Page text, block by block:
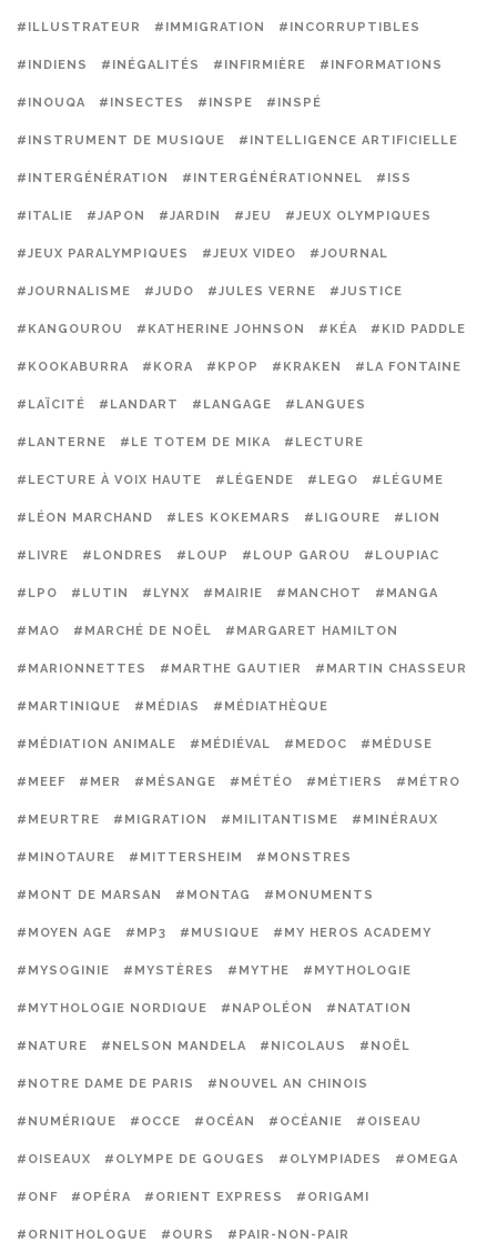
#ILLUSTRATEUR #IMMIGRATION #INCORRUPTIBLES
#INDIENS #INÉGALITÉS #INFIRMIÈRE #INFORMATIONS
#INOUQA #INSECTES #INSPE #INSPÉ
#INSTRUMENT DE MUSIQUE #INTELLIGENCE ARTIFICIELLE
#INTERGÉNÉRATION #INTERGÉNÉRATIONNEL #ISS
#ITALIE #JAPON #JARDIN #JEU #JEUX OLYMPIQUES
#JEUX PARALYMPIQUES #JEUX VIDEO #JOURNAL
#JOURNALISME #JUDO #JULES VERNE #JUSTICE
#KANGOUROU #KATHERINE JOHNSON #KÉA #KID PADDLE
#KOOKABURRA #KORA #KPOP #KRAKEN #LA FONTAINE
#LAÏCITÉ #LANDART #LANGAGE #LANGUES
#LANTERNE #LE TOTEM DE MIKA #LECTURE
#LECTURE À VOIX HAUTE #LÉGENDE #LEGO #LÉGUME
#LÉON MARCHAND #LES KOKEMARS #LIGOURE #LION
#LIVRE #LONDRES #LOUP #LOUP GAROU #LOUPIAC
#LPO #LUTIN #LYNX #MAIRIE #MANCHOT #MANGA
#MAO #MARCHÉ DE NOËL #MARGARET HAMILTON
#MARIONNETTES #MARTHE GAUTIER #MARTIN CHASSEUR
#MARTINIQUE #MÉDIAS #MÉDIATHÈQUE
#MÉDIATION ANIMALE #MÉDIÉVAL #MEDOC #MÉDUSE
#MEEF #MER #MÉSANGE #MÉTÉO #MÉTIERS #MÉTRO
#MEURTRE #MIGRATION #MILITANTISME #MINÉRAUX
#MINOTAURE #MITTERSHEIM #MONSTRES
#MONT DE MARSAN #MONTAG #MONUMENTS
#MOYEN AGE #MP3 #MUSIQUE #MY HEROS ACADEMY
#MYSOGINIE #MYSTÈRES #MYTHE #MYTHOLOGIE
#MYTHOLOGIE NORDIQUE #NAPOLÉON #NATATION
#NATURE #NELSON MANDELA #NICOLAUS #NOËL
#NOTRE DAME DE PARIS #NOUVEL AN CHINOIS
#NUMÉRIQUE #OCCE #OCÉAN #OCÉANIE #OISEAU
#OISEAUX #OLYMPE DE GOUGES #OLYMPIADES #OMEGA
#ONF #OPÉRA #ORIENT EXPRESS #ORIGAMI
#ORNITHOLOGUE #OURS #PAIR-NON-PAIR